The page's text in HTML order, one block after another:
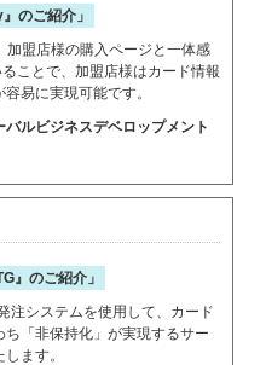
のご紹介」
加盟店様の購入ページと一体感
ことで、加盟店様はカード情報
易に実現可能です。
ルビジネスデベロップメント
』のご紹介」
注システムを使用して、カード
「非保持化」が実現するサー
ます。